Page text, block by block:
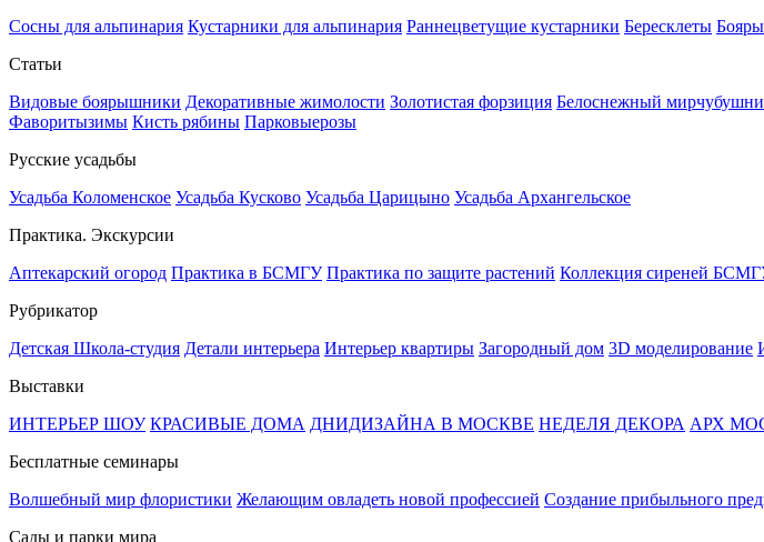
Сосны для альпинария Кустарники для альпинария Раннецветущие кустарники Бересклеты
Статьи
Видовые боярышники Декоративные жимолости Золотистая форзиция Белоснежный
Фаворитызимы Кисть рябины Парковыерозы
Русские усадьбы
Усадьба Коломенское Усадьба Кусково Усадьба Царицыно Усадьба Архангельское
Практика. Экскурсии
Аптекарский огород Практика в БСМГУ Практика по защите растений Коллекция сиреней
Рубрикатор
Детская Школа-студия Детали интерьера Интерьер квартиры Загородный дом 3D моделирование
Выставки
ИНТЕРЬЕР ШОУ КРАСИВЫЕ ДОМА ДНИДИЗАЙНА В МОСКВЕ НЕДЕЛЯ ДЕКОРА АРХ
Бесплатные семинары
Волшебный мир флористики Желающим овладеть новой профессией Создание прибыльного
Сады и парки мира